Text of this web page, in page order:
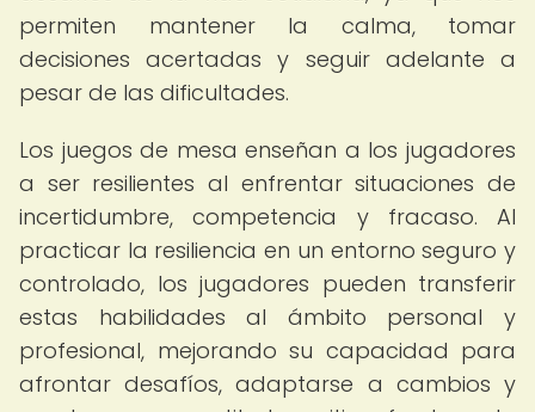
permiten mantener la calma, tomar
decisiones acertadas y seguir adelante a
pesar de las dificultades.
Los juegos de mesa enseñan a los jugadores
a ser resilientes al enfrentar situaciones de
incertidumbre, competencia y fracaso. Al
practicar la resiliencia en un entorno seguro y
controlado, los jugadores pueden transferir
estas habilidades al ámbito personal y
profesional, mejorando su capacidad para
afrontar desafíos, adaptarse a cambios y